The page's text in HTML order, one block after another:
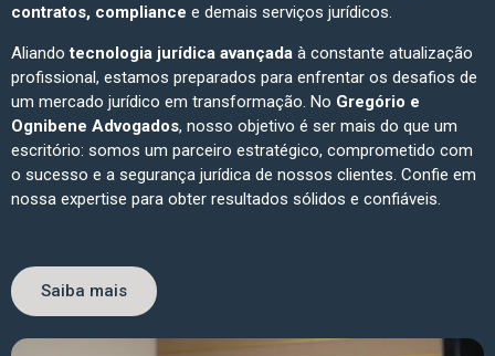
contratos, compliance e demais serviços jurídicos.
Aliandotecnologia jurídica avançada à constante atualização
profissional, estamos preparados para enfrentar os desafios de
um mercado jurídico em transformação. No Gregório e
Ognibene Advogados, nosso objetivo é ser mais do que um
escritório: somos um parceiro estratégico, comprometido com
o sucesso e a segurança jurídica de nossos clientes. Confie em
nossa expertise para obter resultados sólidos e confiáveis.
Saiba mais